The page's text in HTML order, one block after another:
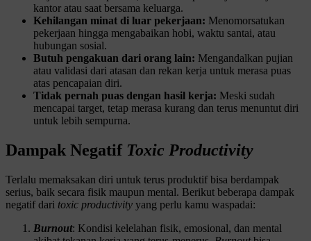
kantor atau saat bersama keluarga.
Kehilangan minat di luar pekerjaan: Menomorsatukan
pekerjaan hingga mengabaikan hobi, waktu santai, atau
hubungan sosial.
Butuh pengakuan dari orang lain: Mengandalkan pujian
atau validasi dari atasan dan rekan kerja untuk merasa puas
atas pencapaian diri.
Tidak pernah puas dengan hasil kerja: Meski sudah
mencapai target, tetap merasa kurang dan terus menuntut diri
untuk lebih sempurna.
Dampak Negatif Toxic Productivity
Terlalu memaksakan diri untuk terus produktif bisa berdampak
serius, baik secara fisik maupun mental. Berikut beberapa dampak
negatif dari toxic productivity yang perlu kamu waspadai:
Burnout: Kondisi kelelahan fisik, emosional, dan mental